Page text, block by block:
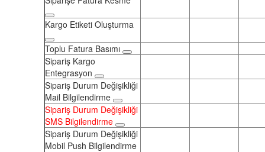
Kargo Etiketi Oluşturma
Toplu Fatura Basımı
Sipariş Kargo
Entegrasyon
Sipariş Durum Değişikliği
Mail Bilgilendirme
Sipariş Durum Değişikliği
SMS Bilgilendirme
Sipariş Durum Değişikliği
Mobil Push Bilgilendirme